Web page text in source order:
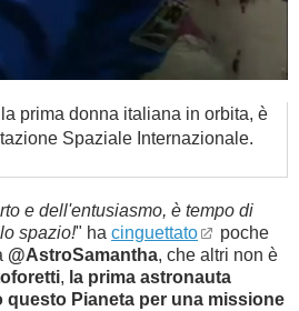
prima donna italiana in orbita, è
Spaziale Internazionale.
e dell'entusiasmo, è tempo di
spazio!" ha cinguettato
poche
@AstroSamantha, che altri non è
, la prima astronauta
questo Pianeta per una missione